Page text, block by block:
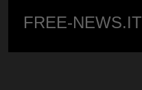
FREE-NEWS.IT